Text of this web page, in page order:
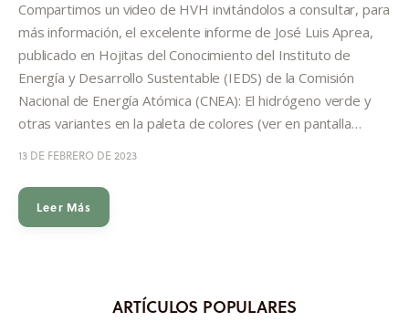
Informes
Quiénes somos
Compartimos un video de HVH invitándolos a consultar, para
más información, el excelente informe de José Luis Aprea,
publicado en Hojitas del Conocimiento del Instituto de
Energía y Desarrollo Sustentable (IEDS) de la Comisión
Nacional de Energía Atómica (CNEA): El hidrógeno verde y
otras variantes en la paleta de colores (ver en pantalla…
13 DE FEBRERO DE 2023
Leer Más
ARTÍCULOS POPULARES